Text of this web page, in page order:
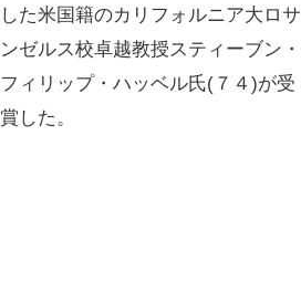
した米国籍のカリフォルニア大ロサ
ンゼルス校卓越教授スティーブン・
フィリップ・ハッベル氏(７４)が受
賞した。